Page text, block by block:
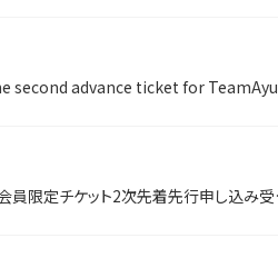
advance ticket for TeamAyu overseas members.
員限定チケット2次先着先行申し込み受付開始します!